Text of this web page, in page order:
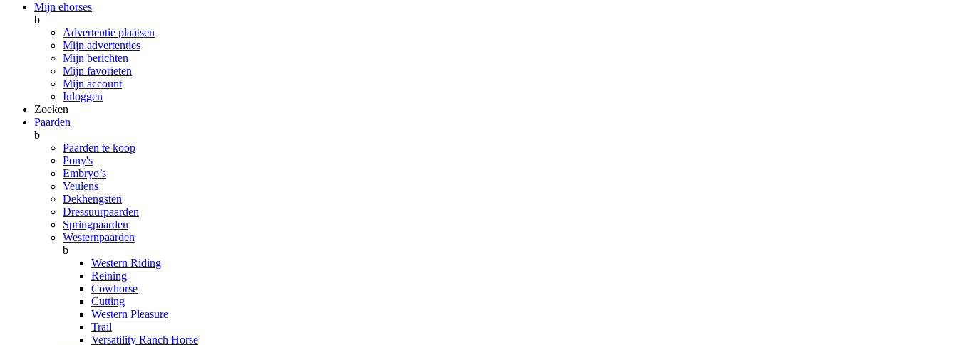
Mijn ehorses
b
Advertentie plaatsen
Mijn advertenties
Mijn berichten
Mijn favorieten
Mijn account
Inloggen
Zoeken
Paarden
b
Paarden te koop
Pony's
Embryo’s
Veulens
Dekhengsten
Dressuurpaarden
Springpaarden
Westernpaarden
b
Western Riding
Reining
Cowhorse
Cutting
Western Pleasure
Trail
Versatility Ranch Horse